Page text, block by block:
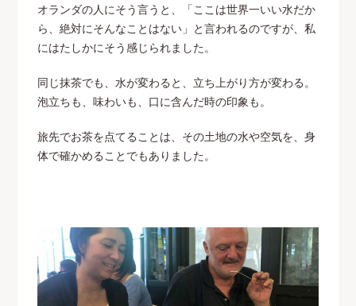
オランダの人にそう言うと、「ここは世界一いい水だか
ら、絶対にそんなことはない」と言われるのですが、私
にはたしかにそう感じられました。
同じ抹茶でも、水が変わると、立ち上がり方が変わる。
泡立ちも、味わいも、口に含んだ時の印象も。
旅先でお茶を点てることは、その土地の水や空気を、身
体で確かめることでもありました。